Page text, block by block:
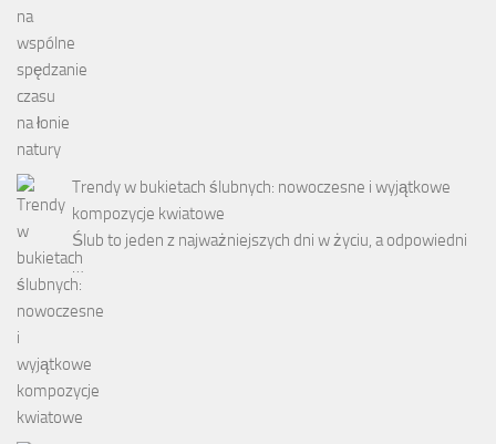
Trendy w bukietach ślubnych: nowoczesne i wyjątkowe
kompozycje kwiatowe
Ślub to jeden z najważniejszych dni w życiu, a odpowiedni
…